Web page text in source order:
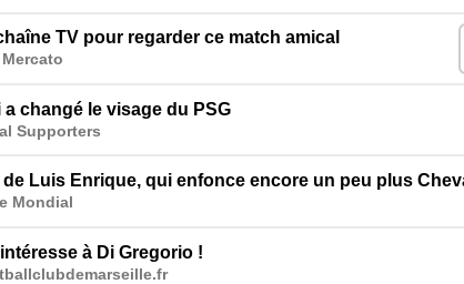
TV pour regarder ce match amical
changé le visage du PSG
Supporters
de Luis Enrique, qui enfonce encore un peu plus
Mondial
à Di Gregorio !